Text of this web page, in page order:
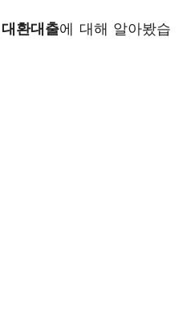
환대출에 대해 알아봤습